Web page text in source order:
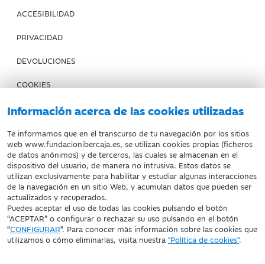
Información acerca de las cookies utilizadas
Te informamos que en el transcurso de tu navegación por los sitios
web www.fundacionibercaja.es, se utilizan cookies propias (ficheros
de datos anónimos) y de terceros, las cuales se almacenan en el
dispositivo del usuario, de manera no intrusiva. Estos datos se
utilizan exclusivamente para habilitar y estudiar algunas interacciones
de la navegación en un sitio Web, y acumulan datos que pueden ser
actualizados y recuperados.
Puedes aceptar el uso de todas las cookies pulsando el botón
“ACEPTAR” o configurar o rechazar su uso pulsando en el botón
“CONFIGURAR". Para conocer más información sobre las cookies que
utilizamos o cómo eliminarlas, visita nuestra "Política de cookies".
ACCESIBILIDAD
PRIVACIDAD
DEVOLUCIONES
COOKIES
CONDICIONES DE COMPRA
IBERCAJA BANCO
Fundación Bancaria Ibercaja. C.I.F. G-50000652.
Inscrita en el Registro de Fundaciones del Mº de Educación,
Cultura y Deporte con el nº 1689.
Domicilio social: Joaquín Costa, 13. 50001 Zaragoza.